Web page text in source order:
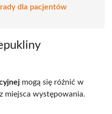
dla pacjentów
mogą się różnić w
miejsca występowania.